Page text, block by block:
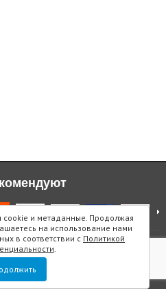
cookie и метаданные. Продолжая
на использование нами
в соответствии с Политикой
.